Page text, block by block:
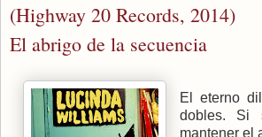
(Highway 20 Records, 2014)
El abrigo de la secuencia
El eterno
dobles. Si
mantener el